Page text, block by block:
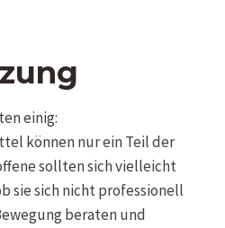
einig:
können nur ein Teil der
sollten sich vielleicht
sie sich nicht professionell
beraten und